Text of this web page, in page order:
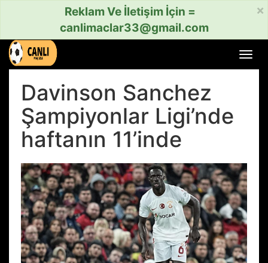
×
Reklam Ve İletişim İçin =
canlimaclar33@gmail.com
aç
Davinson Sanchez
Şampiyonlar Ligi’nde
haftanın 11’inde